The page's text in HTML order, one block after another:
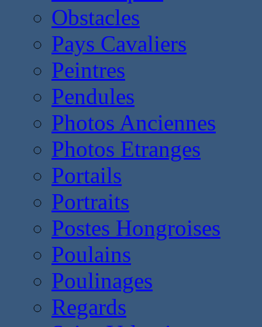
Obstacles
Pays Cavaliers
Peintres
Pendules
Photos Anciennes
Photos Etranges
Portails
Portraits
Postes Hongroises
Poulains
Poulinages
Regards